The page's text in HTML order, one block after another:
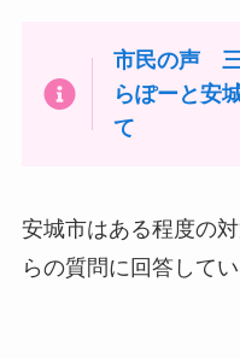
市民の声 三
らぽーと安
て
安城市はある程度の
らの質問に回答してい